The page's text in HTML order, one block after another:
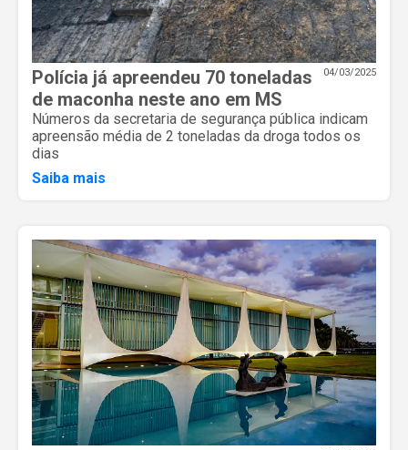
04/03/2025
Polícia já apreendeu 70 toneladas
de maconha neste ano em MS
Números da secretaria de segurança pública indicam
apreensão média de 2 toneladas da droga todos os
dias
Saiba mais